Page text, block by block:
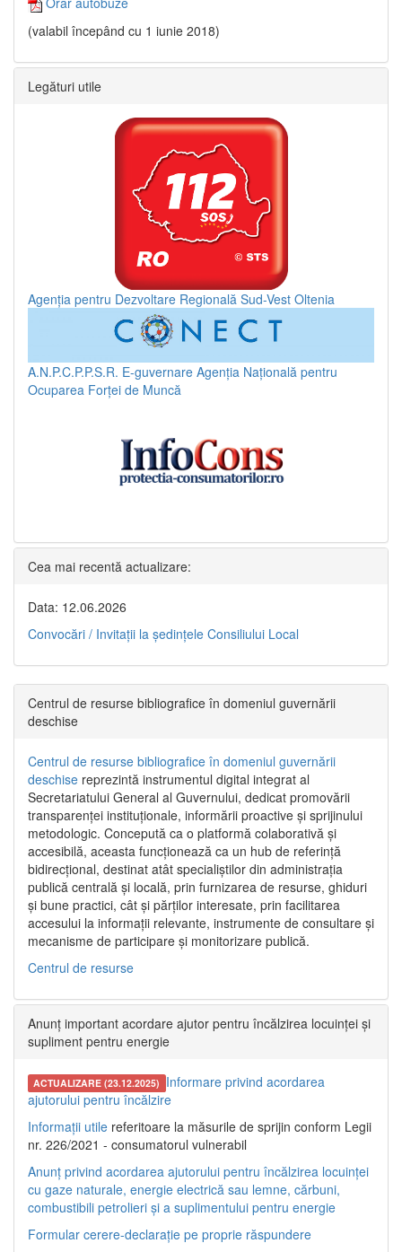
(valabil începând cu 1 iunie 2018)
Legături utile
Agenția pentru Dezvoltare Regională Sud-Vest Oltenia
A.N.P.C.P.P.S.R. E-guvernare Agenția Națională pentru
Ocuparea Forței de Muncă
Cea mai recentă actualizare:
Data: 12.06.2026
Convocări / Invitaţii la şedinţele Consiliului Local
Centrul de resurse bibliografice în domeniul guvernării
deschise
Centrul de resurse bibliografice în domeniul guvernării
deschise reprezintă instrumentul digital integrat al
Secretariatului General al Guvernului, dedicat promovării
transparenței instituționale, informării proactive și sprijinului
metodologic. Concepută ca o platformă colaborativă și
accesibilă, aceasta funcționează ca un hub de referință
bidirecțional, destinat atât specialiștilor din administrația
publică centrală și locală, prin furnizarea de resurse, ghiduri
și bune practici, cât și părților interesate, prin facilitarea
accesului la informații relevante, instrumente de consultare și
mecanisme de participare și monitorizare publică.
Centrul de resurse
Anunț important acordare ajutor pentru încălzirea locuinței și
supliment pentru energie
ACTUALIZARE (23.12.2025) Informare privind acordarea
ajutorului pentru încălzire
Informații utile referitoare la măsurile de sprijin conform Legii
nr. 226/2021 - consumatorul vulnerabil
Anunț privind acordarea ajutorului pentru încălzirea locuinței
cu gaze naturale, energie electrică sau lemne, cărbuni,
combustibili petrolieri și a suplimentului pentru energie
Formular cerere-declarație pe proprie răspundere